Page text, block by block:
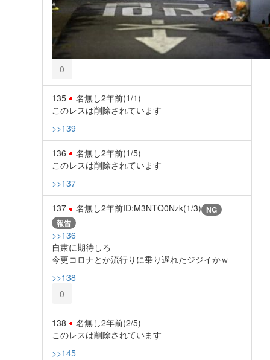
0
135 名無し2年前(1/1)
このレスは削除されています
>>139
136 名無し2年前(1/5)
このレスは削除されています
>>137
137 名無し2年前ID:M3NTQ0Nzk(1/3) NG
報告
>>136
自粛に期待しろ
今更コロナとか流行りに乗り遅れたジジイかｗ
>>138
0
138 名無し2年前(2/5)
このレスは削除されています
>>145